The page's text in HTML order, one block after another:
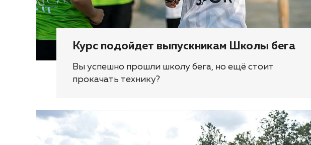
Курс подойдет выпускникам Школы бега
Вы успешно прошли школу бега, но ещё стоит
прокачать технику?